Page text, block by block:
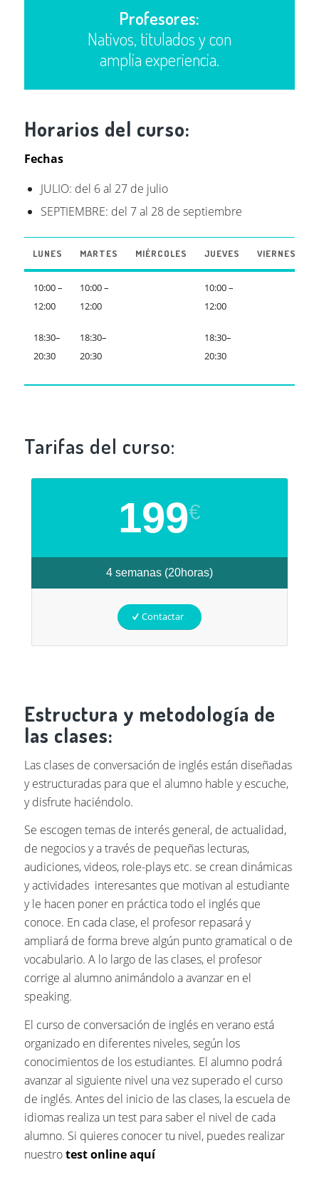
Profesores:
Nativos, titulados y con
amplia experiencia.
Horarios del curso:
Fechas
JULIO: del 6 al 27 de julio
SEPTIEMBRE: del 7 al 28 de septiembre
LUNES MARTES MIÉRCOLES JUEVES VIERNES
10:00 –
12:00
10:00 –
12:00
10:00 –
12:00
18:30–
20:30
18:30–
20:30
18:30–
20:30
Tarifas del curso:
199€
4 semanas (20horas)
Contactar
Estructura y metodología de
las clases:
Las clases de conversación de inglés están diseñadas
y estructuradas para que el alumno hable y escuche,
y disfrute haciéndolo.
Se escogen temas de interés general, de actualidad,
de negocios y a través de pequeñas lecturas,
audiciones, videos, role-plays etc. se crean dinámicas
y actividades interesantes que motivan al estudiante
y le hacen poner en práctica todo el inglés que
conoce. En cada clase, el profesor repasará y
ampliará de forma breve algún punto gramatical o de
vocabulario. A lo largo de las clases, el profesor
corrige al alumno animándolo a avanzar en el
speaking.
El curso de conversación de inglés en verano está
organizado en diferentes niveles, según los
conocimientos de los estudiantes. El alumno podrá
avanzar al siguiente nivel una vez superado el curso
de inglés. Antes del inicio de las clases, la escuela de
idiomas realiza un test para saber el nivel de cada
alumno. Si quieres conocer tu nivel, puedes realizar
nuestrotest onlineaquí